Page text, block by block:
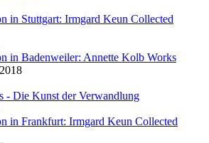
in Stuttgart: Irmgard Keun Collected
in Badenweiler: Annette Kolb Works
- Die Kunst der Verwandlung
in Frankfurt: Irmgard Keun Collected